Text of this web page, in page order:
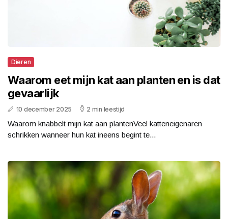
Dieren
Waarom eet mijn kat aan planten en is dat
gevaarlijk
10 december 2025 2 min leestijd
Waarom knabbelt mijn kat aan plantenVeel katteneigenaren
schrikken wanneer hun kat ineens begint te...